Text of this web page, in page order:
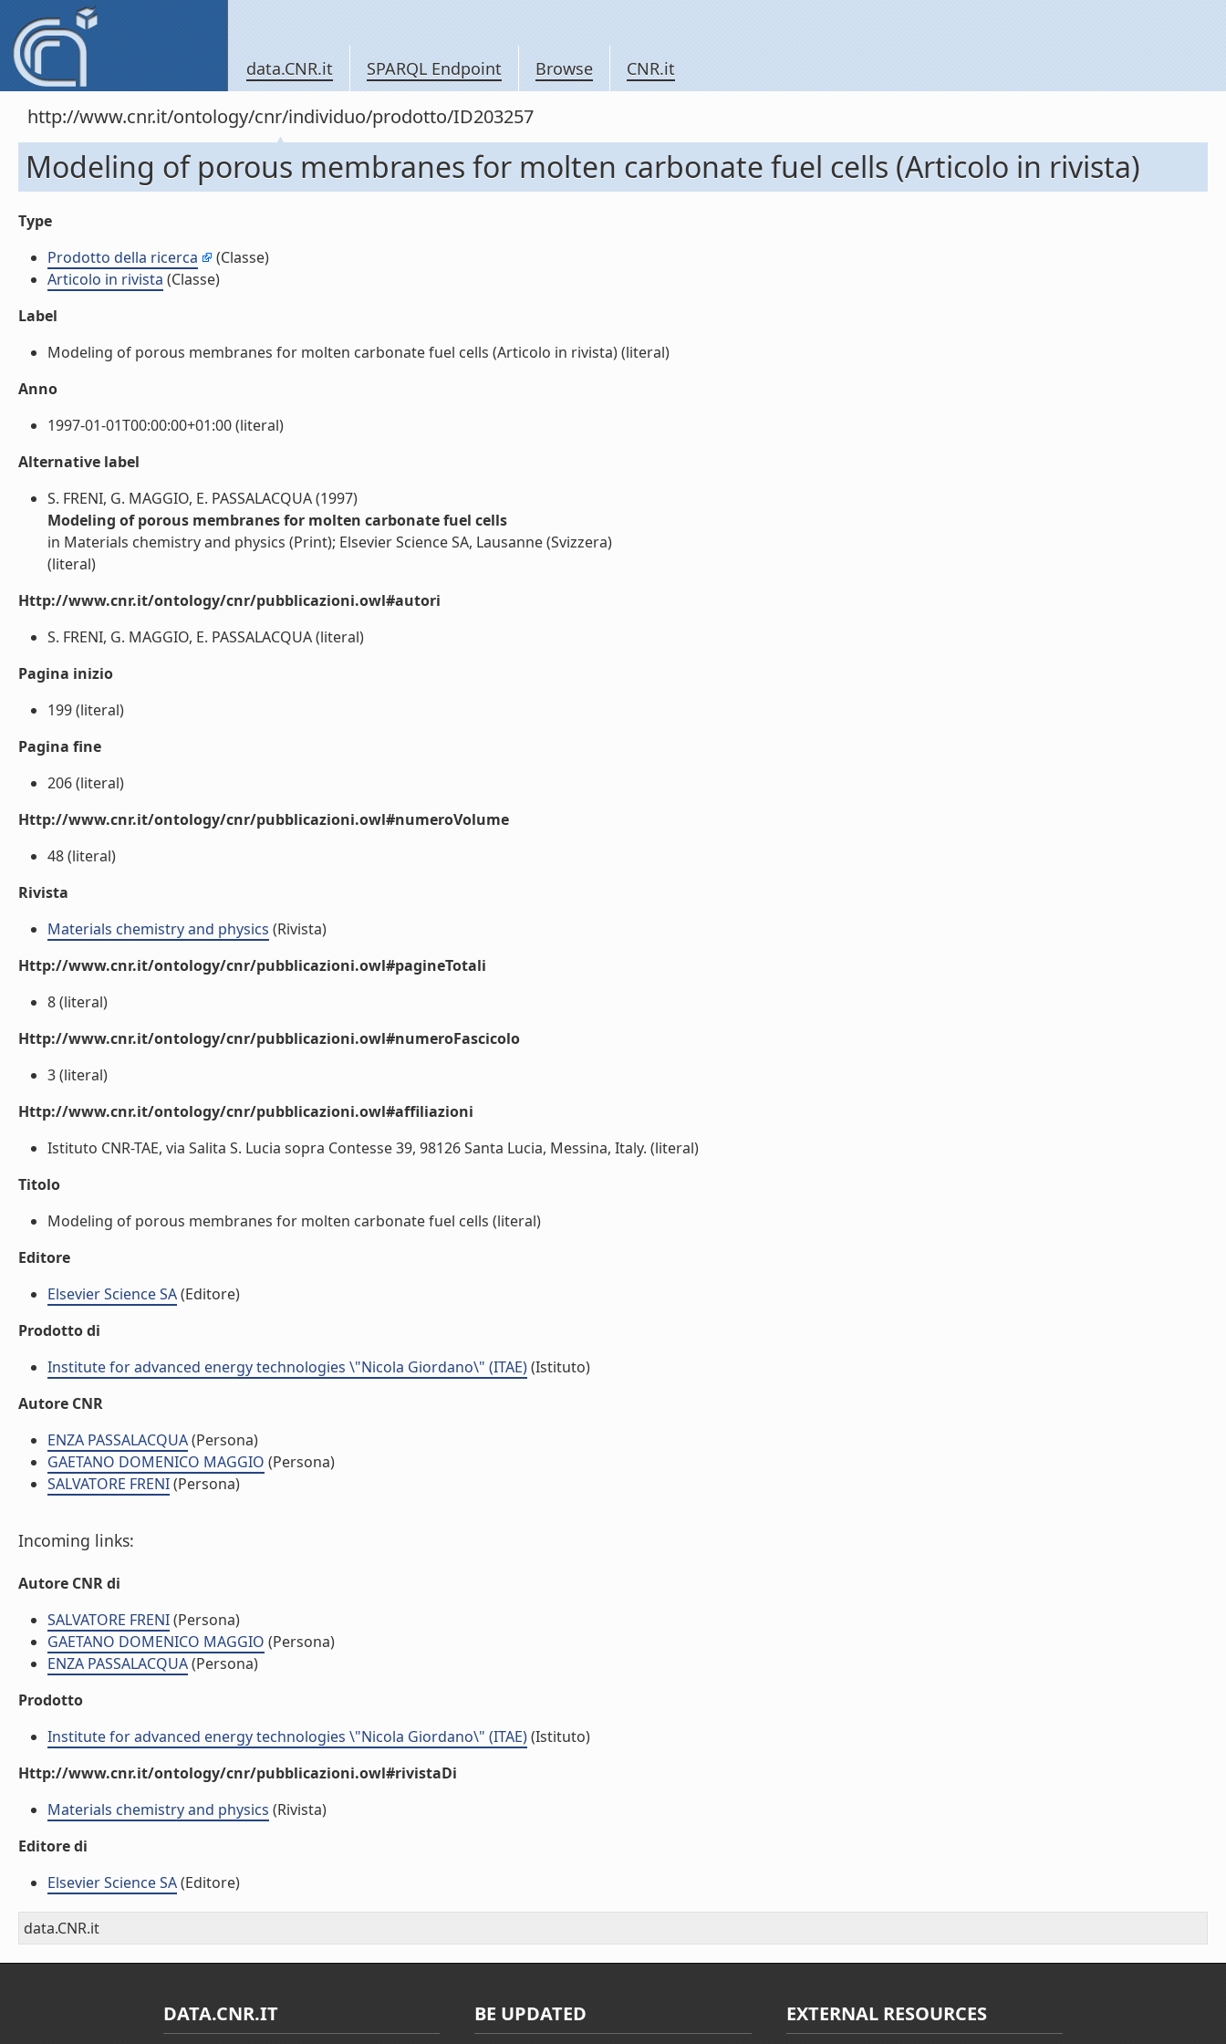
data.CNR.it SPARQL Endpoint Browse CNR.it
http://www.cnr.it/ontology/cnr/individuo/prodotto/ID203257
Modeling of porous membranes for molten carbonate fuel cells (Articolo in rivista)
Type
Prodotto della ricerca
(Classe)
Articolo in rivista (Classe)
Label
Modeling of porous membranes for molten carbonate fuel cells (Articolo in rivista) (literal)
Anno
1997-01-01T00:00:00+01:00 (literal)
Alternative label
S. FRENI, G. MAGGIO, E. PASSALACQUA (1997)
Modeling of porous membranes for molten carbonate fuel cells
in Materials chemistry and physics (Print); Elsevier Science SA, Lausanne (Svizzera)
(literal)
Http://www.cnr.it/ontology/cnr/pubblicazioni.owl#autori
S. FRENI, G. MAGGIO, E. PASSALACQUA (literal)
Pagina inizio
199 (literal)
Pagina fine
206 (literal)
Http://www.cnr.it/ontology/cnr/pubblicazioni.owl#numeroVolume
48 (literal)
Rivista
Materials chemistry and physics (Rivista)
Http://www.cnr.it/ontology/cnr/pubblicazioni.owl#pagineTotali
8 (literal)
Http://www.cnr.it/ontology/cnr/pubblicazioni.owl#numeroFascicolo
3 (literal)
Http://www.cnr.it/ontology/cnr/pubblicazioni.owl#affiliazioni
Istituto CNR-TAE, via Salita S. Lucia sopra Contesse 39, 98126 Santa Lucia, Messina, Italy. (literal)
Titolo
Modeling of porous membranes for molten carbonate fuel cells (literal)
Editore
Elsevier Science SA(Editore)
Prodotto di
Institute for advanced energy technologies \"Nicola Giordano\" (ITAE)(Istituto)
Autore CNR
ENZA PASSALACQUA(Persona)
GAETANO DOMENICO MAGGIO (Persona)
SALVATORE FRENI(Persona)
Incoming links:
Autore CNR di
SALVATORE FRENI(Persona)
GAETANO DOMENICO MAGGIO (Persona)
ENZA PASSALACQUA(Persona)
Prodotto
Institute for advanced energy technologies \"Nicola Giordano\" (ITAE)(Istituto)
Http://www.cnr.it/ontology/cnr/pubblicazioni.owl#rivistaDi
Materials chemistry and physics (Rivista)
Editore di
Elsevier Science SA(Editore)
data.CNR.it
DATA.CNR.IT BE UPDATED EXTERNAL RESOURCES